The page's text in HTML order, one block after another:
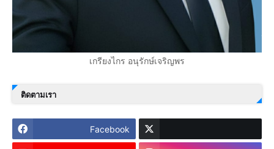
เกรียงไกร อนุรักษ์เจริญพร
ติดตามเรา
Facebook